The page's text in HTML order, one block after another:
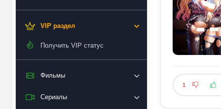
VIP раздел
Получить VIP статус
Фильмы
Сериалы
1